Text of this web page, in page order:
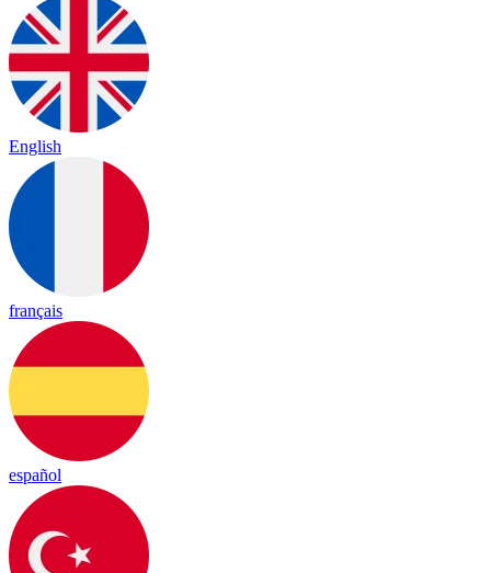
English
français
español